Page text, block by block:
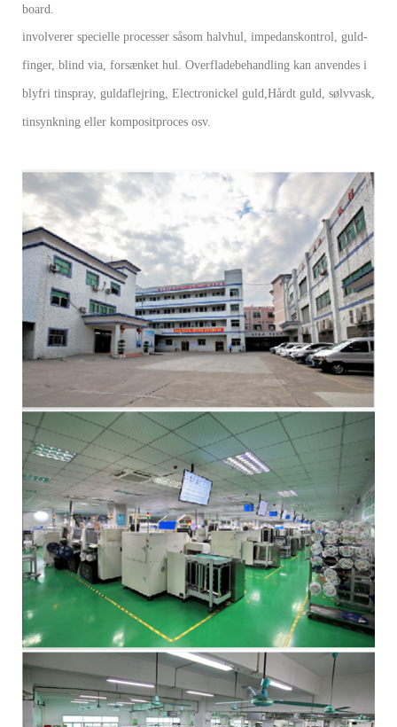
board.
involverer specielle processer såsom halvhul, impedanskontrol, guld-
finger, blind via, forsænket hul. Overfladebehandling kan anvendes i
blyfri tinspray, guldaflejring, Electronickel guld,Hårdt guld, sølvvask,
tinsynkning eller kompositproces osv.